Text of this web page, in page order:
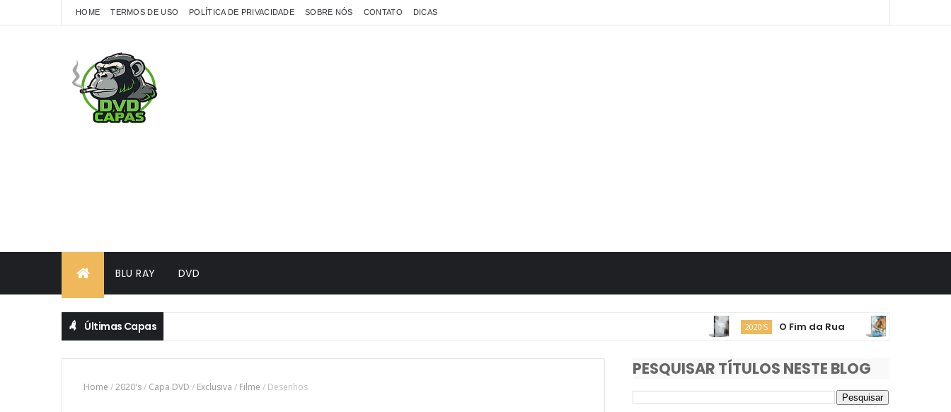
HOME TERMOS DE USO POLÍTICA DE PRIVACIDADE SOBRE NÓS CONTATO DICAS
BLU RAY DVD
Últimas Capas 2020'S O Fim da Rua 2020'S
Home /2020's/ Capa DVD / Exclusiva / Filme / Desenhos
PESQUISAR TÍTULOS NESTE BLOG